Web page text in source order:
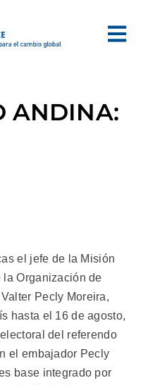
ANDINA:
el jefe de la Misión
Organización de
Pecly Moreira,
hasta el 16 de agosto,
del referendo
el embajador Pecly
base integrado por